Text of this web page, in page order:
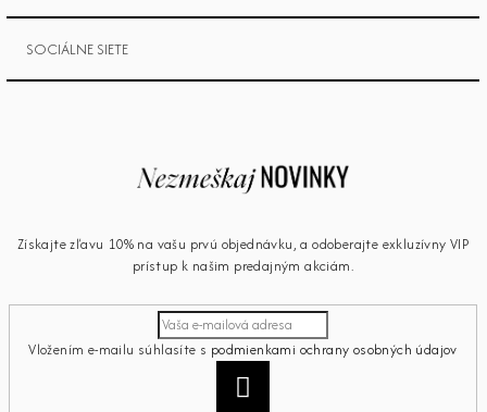
SOCIÁLNE SIETE
Získajte zľavu 10% na vašu prvú objednávku, a odoberajte exkluzívny VIP
prístup k našim predajným akciám.
Vložením e-mailu súhlasíte s podmienkami ochrany osobných údajov